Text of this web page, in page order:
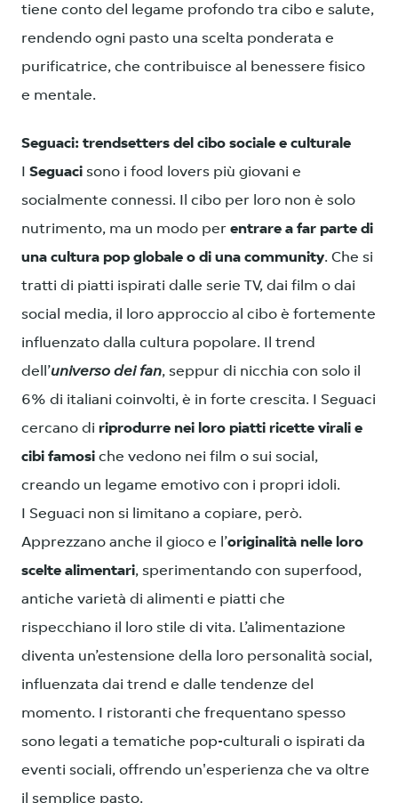
tiene conto del legame profondo tra cibo e salute,
rendendo ogni pasto una scelta ponderata e
purificatrice, che contribuisce al benessere fisico
e mentale.
Seguaci: trendsetters del cibo sociale e culturale
Seguaci sono i food lovers più giovani e
socialmente connessi. Il cibo per loro non è solo
nutrimento, ma un modo per entrare a far parte di
una cultura pop globale o di una community. Che si
tratti di piatti ispirati dalle serie TV, dai film o dai
social media, il loro approccio al cibo è fortemente
influenzato dalla cultura popolare. Il trend
dell’universo dei fan, seppur di nicchia con solo il
6% di italiani coinvolti, è in forte crescita. I Seguaci
cercano di riprodurre nei loro piatti ricette virali e
cibi famosi che vedono nei film o sui social,
creando un legame emotivo con i propri idoli.
I Seguaci non si limitano a copiare, però.
Apprezzano anche il gioco e l’originalità nelle loro
scelte alimentari, sperimentando con superfood,
antiche varietà di alimenti e piatti che
rispecchiano il loro stile di vita. L’alimentazione
diventa un’estensione della loro personalità social,
influenzata dai trend e dalle tendenze del
momento. I ristoranti che frequentano spesso
sono legati a tematiche pop-culturali o ispirati da
eventi sociali, offrendo un'esperienza che va oltre
il semplice pasto.